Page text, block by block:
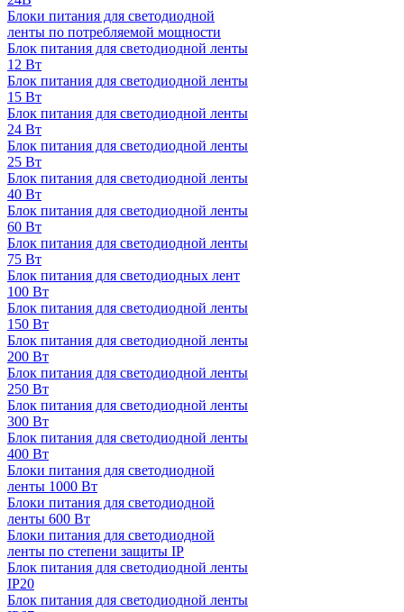
Блоки питания для светодиодной
ленты по потребляемой мощности
Блок питания для светодиодной ленты
12 Вт
Блок питания для светодиодной ленты
15 Вт
Блок питания для светодиодной ленты
24 Вт
Блок питания для светодиодной ленты
25 Вт
Блок питания для светодиодной ленты
40 Вт
Блок питания для светодиодной ленты
60 Вт
Блок питания для светодиодной ленты
75 Вт
Блок питания для светодиодных лент
100 Вт
Блок питания для светодиодной ленты
150 Вт
Блок питания для светодиодной ленты
200 Вт
Блок питания для светодиодной ленты
250 Вт
Блок питания для светодиодной ленты
300 Вт
Блок питания для светодиодной ленты
400 Вт
Блоки питания для светодиодной
ленты 1000 Вт
Блоки питания для светодиодной
ленты 600 Вт
Блоки питания для светодиодной
ленты по степени защиты IP
Блок питания для светодиодной ленты
IP20
Блок питания для светодиодной ленты